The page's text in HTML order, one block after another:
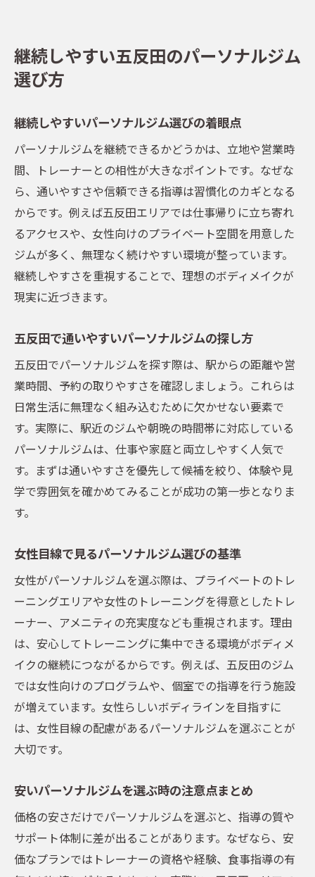
継続しやすい五反田のパーソナルジム
選び方
継続しやすいパーソナルジム選びの着眼点
パーソナルジムを継続できるかどうかは、立地や営業時
間、トレーナーとの相性が大きなポイントです。なぜな
ら、通いやすさや信頼できる指導は習慣化のカギとなる
からです。例えば五反田エリアでは仕事帰りに立ち寄れ
るアクセスや、女性向けのプライベート空間を用意した
ジムが多く、無理なく続けやすい環境が整っています。
継続しやすさを重視することで、理想のボディメイクが
現実に近づきます。
五反田で通いやすいパーソナルジムの探し方
五反田でパーソナルジムを探す際は、駅からの距離や営
業時間、予約の取りやすさを確認しましょう。これらは
日常生活に無理なく組み込むために欠かせない要素で
す。実際に、駅近のジムや朝晩の時間帯に対応している
パーソナルジムは、仕事や家庭と両立しやすく人気で
す。まずは通いやすさを優先して候補を絞り、体験や見
学で雰囲気を確かめてみることが成功の第一歩となりま
す。
女性目線で見るパーソナルジム選びの基準
女性がパーソナルジムを選ぶ際は、プライベートのトレ
ーニングエリアや女性のトレーニングを得意としたトレ
ーナー、アメニティの充実度なども重視されます。理由
は、安心してトレーニングに集中できる環境がボディメ
イクの継続につながるからです。例えば、五反田のジム
では女性向けのプログラムや、個室での指導を行う施設
が増えています。女性らしいボディラインを目指すに
は、女性目線の配慮があるパーソナルジムを選ぶことが
大切です。
安いパーソナルジムを選ぶ時の注意点まとめ
価格の安さだけでパーソナルジムを選ぶと、指導の質や
サポート体制に差が出ることがあります。なぜなら、安
価なプランではトレーナーの資格や経験、食事指導の有